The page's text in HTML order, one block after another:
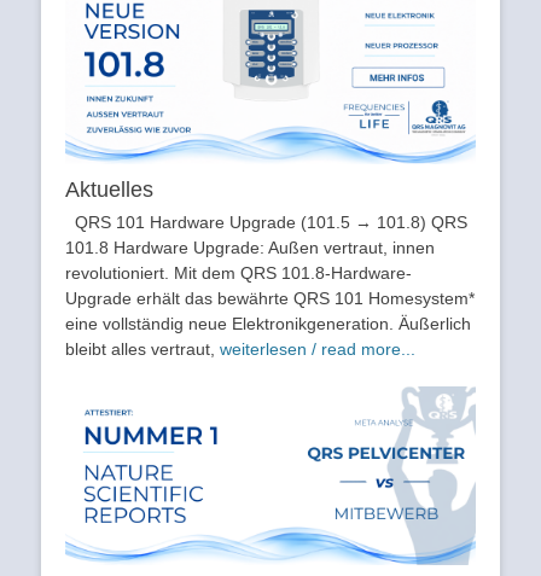
Aktuelles
QRS 101 Hardware Upgrade (101.5 → 101.8) QRS
101.8 Hardware Upgrade: Außen vertraut, innen
revolutioniert. Mit dem QRS 101.8-Hardware-
Upgrade erhält das bewährte QRS 101 Homesystem*
eine vollständig neue Elektronikgeneration. Äußerlich
bleibt alles vertraut, weiterlesen / read more...